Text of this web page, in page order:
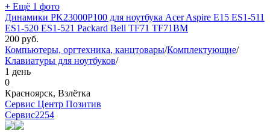
+ Ещё 1 фото
Динамики PK23000P100 для ноутбука Acer Aspire E15 ES1-511
ES1-520 ES1-521 Packard Bell TF71 TF71BM
200 руб.
Компьютеры, оргтехника, канцтовары/Комплектующие/
Клавиатуры для ноутбуков/
1 день
0
Красноярск, Взлётка
Сервис Центр Позитив
Сервис2254